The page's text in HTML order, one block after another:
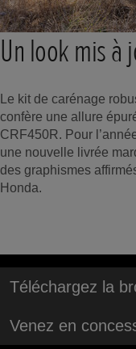
Un look mis à
Le kit de carénage
confère une allure
CRF450R. Pour
une nouvelle livrée
des graphismes
Honda.
Téléchargez la
Venez en